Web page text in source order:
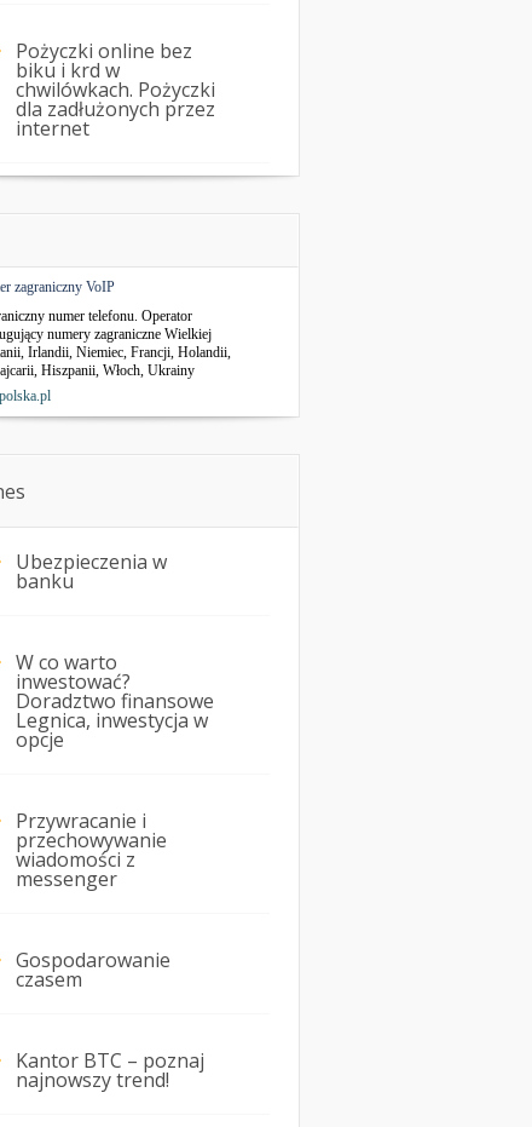
Pożyczki online bez
biku i krd w
chwilówkach. Pożyczki
dla zadłużonych przez
internet
zagraniczny VoIP
numer telefonu. Operator
numery zagraniczne Wielkiej
Irlandii, Niemiec, Francji, Holandii,
Hiszpanii, Włoch, Ukrainy
Ubezpieczenia w
banku
W co warto
inwestować?
Doradztwo finansowe
Legnica, inwestycja w
opcje
Przywracanie i
przechowywanie
wiadomości z
messenger
Gospodarowanie
czasem
Kantor BTC – poznaj
najnowszy trend!